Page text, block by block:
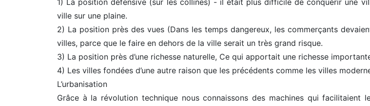
1) La position défensive (sur les collines) - il était plus difficile de conquérir une
ville sur une plaine.
2) La position près des vues (Dans les temps dangereux, les commerçants
villes, parce que le faire en dehors de la ville serait un très grand risque.
3) La position près d’une richesse naturelle, Ce qui apportait une richesse
4) Les villes fondées d’une autre raison que les précédents comme les villes
L’urbanisation
Grâce à la révolution technique nous connaissons des machines qui facilitaient